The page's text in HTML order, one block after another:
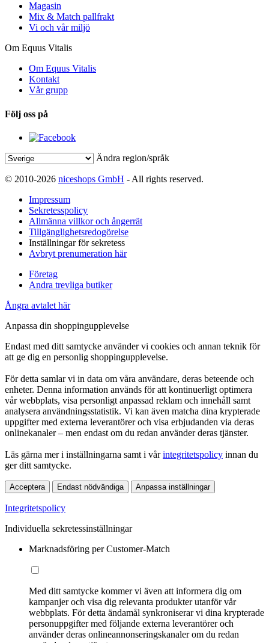
Magasin
Mix & Match pallfrakt
Vi och vår miljö
Om Equus Vitalis
Om Equus Vitalis
Kontakt
Vår grupp
Följ oss på
Ändra region/språk
© 2010-2026 niceshops GmbH - All rights reserved.
Impressum
Sekretesspolicy
Allmänna villkor och ångerrät
Tillgänglighetsredogörelse
Inställningar för sekretess
Avbryt prenumeration här
Företag
Andra trevliga butiker
Ångra avtalet här
Anpassa din shoppingupplevelse
Endast med ditt samtycke använder vi cookies och annan teknik för
att ge dig en personlig shoppingupplevelse.
För detta samlar vi in data om våra användare, deras beteende och
enheter. Denna information används för att kontinuerligt optimera
vår webbplats, visa personligt anpassad reklam och innehåll samt
analysera användningsstatistik. Vi kan även matcha dina krypterade
uppgifter med externa leverantörer och visa erbjudanden via deras
onlinekanaler – men endast om du redan använder deras tjänster.
Läs gärna mer i inställningarna samt i vårintegritetspolicy innan du
ger ditt samtycke.
Acceptera Endast nödvändiga Anpassa inställningar
Integritetspolicy
Individuella sekretessinställningar
Marknadsföring per Customer-Match
Med ditt samtycke kommer vi även att informera dig om
kampanjer och visa dig relevanta produkter utanför vår
webbplats. För detta ändamål synkroniserar vi dina krypterade
personuppgifter med följande externa leverantörer och
använder deras onlineannonseringskanaler om du redan